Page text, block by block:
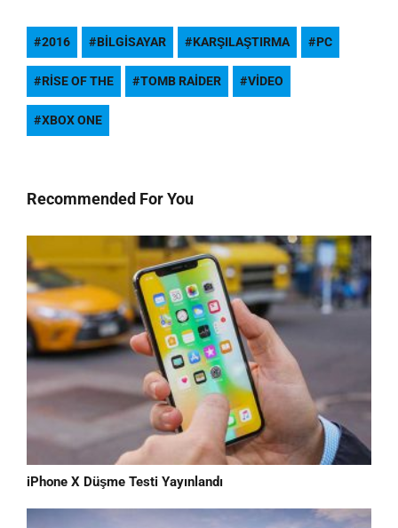
2016 BILGISAYAR KARŞILAŞTIRMA PC
RISE OF THE TOMB RAIDER VIDEO
XBOX ONE
Recommended For You
iPhone X Düşme Testi Yayınlandı